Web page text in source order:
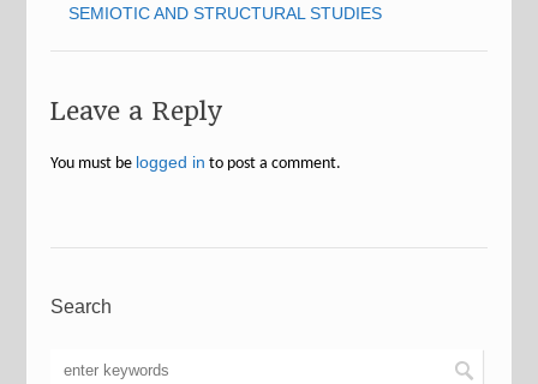
SEMIOTIC AND STRUCTURAL STUDIES
Leave a Reply
You must be logged in to post a comment.
Search